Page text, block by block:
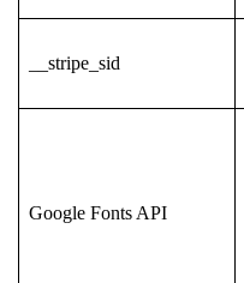
__stripe_sid
Google Fonts API